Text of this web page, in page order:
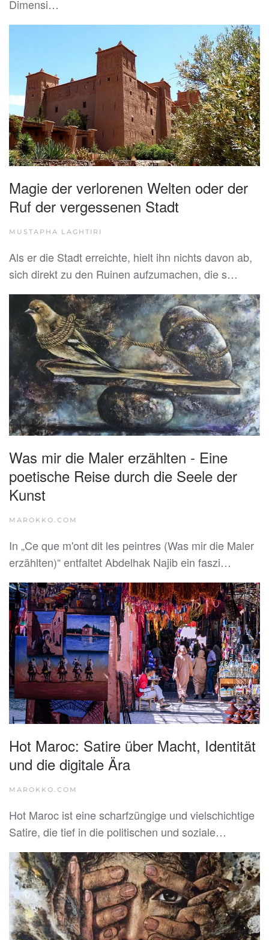
Dimensi…
Magie der verlorenen Welten oder der
Ruf der vergessenen Stadt
MUSTAPHA LAGHTIRI
Als er die Stadt erreichte, hielt ihn nichts davon ab,
sich direkt zu den Ruinen aufzumachen, die s…
Was mir die Maler erzählten - Eine
poetische Reise durch die Seele der
Kunst
MAROKKO.COM
In „Ce que m'ont dit les peintres (Was mir die Maler
erzählten)“ entfaltet Abdelhak Najib ein faszi…
Hot Maroc: Satire über Macht, Identität
und die digitale Ära
MAROKKO.COM
Hot Maroc ist eine scharfzüngige und vielschichtige
Satire, die tief in die politischen und soziale…